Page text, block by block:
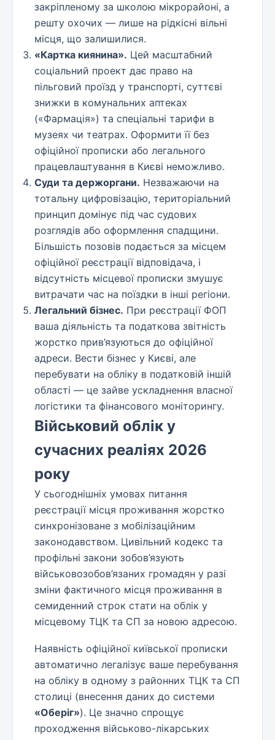
закріпленому за школою мікрорайоні, а
решту охочих — лише на рідкісні вільні
місця, що залишилися.
«Картка киянина». Цей масштабний
соціальний проект дає право на
пільговий проїзд у транспорті, суттєві
знижки в комунальних аптеках
(«Фармація») та спеціальні тарифи в
музеях чи театрах. Оформити її без
офіційної прописки або легального
працевлаштування в Києві неможливо.
Суди та держоргани. Незважаючи на
тотальну цифровізацію, територіальний
принцип домінує під час судових
розглядів або оформлення спадщини.
Більшість позовів подається за місцем
офіційної реєстрації відповідача, і
відсутність місцевої прописки змушує
витрачати час на поїздки в інші регіони.
Легальний бізнес. При реєстрації ФОП
ваша діяльність та податкова звітність
жорстко прив’язуються до офіційної
адреси. Вести бізнес у Києві, але
перебувати на обліку в податковій іншій
області — це зайве ускладнення власної
логістики та фінансового моніторингу.
Військовий облік у
сучасних реаліях 2026
року
У сьогоднішніх умовах питання
реєстрації місця проживання жорстко
синхронізоване з мобілізаційним
законодавством. Цивільний кодекс та
профільні закони зобов’язують
військовозобов’язаних громадян у разі
зміни фактичного місця проживання в
семиденний строк стати на облік у
місцевому ТЦК та СП за новою адресою.
Наявність офіційної київської прописки
автоматично легалізує ваше перебування
на обліку в одному з районних ТЦК та СП
столиці (внесення даних до системи
«Оберіг»). Це значно спрощує
проходження військово-лікарських